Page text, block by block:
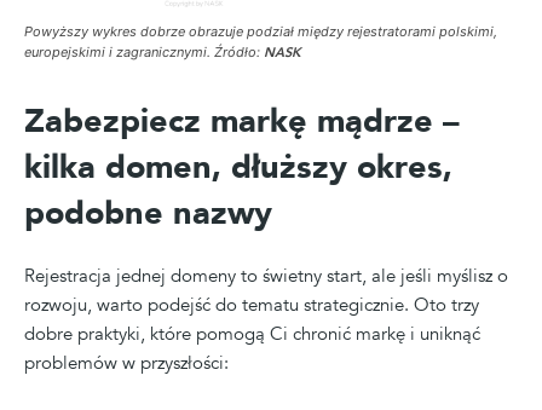
Powyższy wykres dobrze obrazuje podział między rejestratorami polskimi,
europejskimi i zagranicznymi. Źródło: NASK
Zabezpiecz markę mądrze –
kilka domen, dłuższy okres,
podobne nazwy
Rejestracja jednej domeny to świetny start, ale jeśli myślisz o
rozwoju, warto podejść do tematu strategicznie. Oto trzy
dobre praktyki, które pomogą Ci chronić markę i uniknąć
problemów w przyszłości: